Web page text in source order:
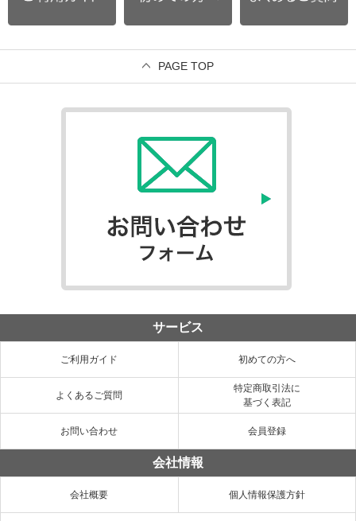
PAGE TOP
サービス
ご利用ガイド 初めての方へ
よくあるご質問
特定商取引法に
基づく表記
お問い合わせ 会員登録
会社情報
会社概要 個人情報保護方針